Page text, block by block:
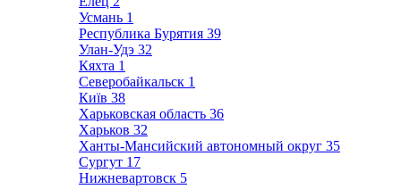
Усмань 1
Республика Бурятия 39
Улан-Удэ 32
Кяхта 1
Северобайкальск 1
Київ 38
Харьковская область 36
Харьков 32
Ханты-Мансийский автономный округ 35
Сургут 17
Нижневартовск 5